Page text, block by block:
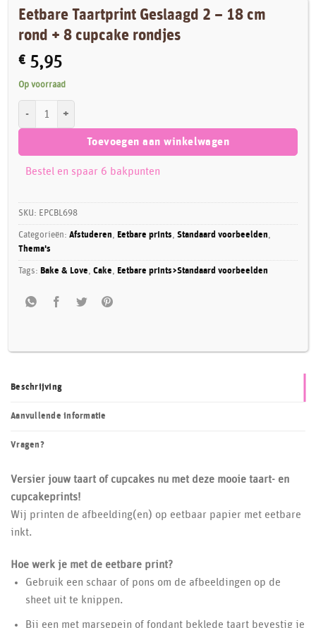
Eetbare Taartprint Geslaagd 2 – 18 cm
rond + 8 cupcake rondjes
€ 5,95
Op voorraad
Toevoegen aan winkelwagen
Bestel en spaar 6 bakpunten
SKU: EPCBL698
Categorieën:Afstuderen Eetbare prints ,Standaard voorbeelden
Thema's
Tags: Bake & Love ,Cake Eetbare prints>Standaard voorbeelden
Beschrijving
Aanvullende informatie
Vragen?
Versier jouw taart of cupcakes nu met deze mooie taart- en
cupcakeprints!
Wij printen de afbeelding(en) op eetbaar papier met eetbare
inkt.
Hoe werk je met de eetbare print?
Gebruik een schaar of pons om de afbeeldingen op de
sheet uit te knippen.
Bij een met marsepein of fondant beklede taart bevestig je